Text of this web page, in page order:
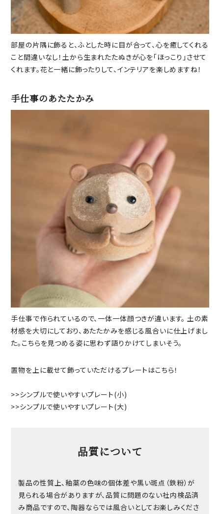
部屋の片隅に飾ると、ふとした時に目が合って、心を癒してくれる
こと間違いなし！土から生まれたたぬきが心を「ほっこり」させて
くれます。花と一緒に飾ったりして、インテリアを楽しめますね！
手仕事のあたたかみ
手仕事で作られているので、一体一体顔つきが違います。 土の素
材感を大切にしており、あたたかみを感じる風合いに仕上げまし
た。こちらを見つめる姿に思わず語りかけてしまいそう。
置物を上に載せて飾っていただけるプレートはこちら！
>>シンプルで使いやすいプレート(小)
>>シンプルで使いやすいプレート(大)
品質について
製品の性質上、釉薬の色味の個体差や黒い斑点（鉄粉）が
見られる場合がありますが、品質に問題のない社内検品済
み商品ですので、陶器ならでは風合いとしてお楽しみくださ